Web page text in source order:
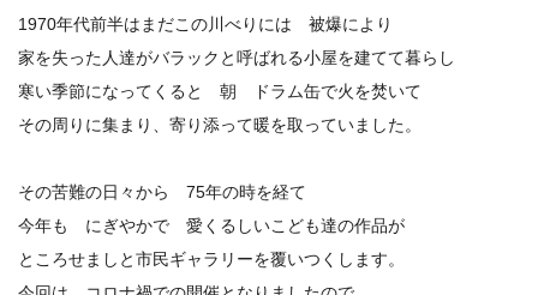
1970年代前半はまだこの川べりには 被爆により
家を失った人達がバラックと呼ばれる小屋を建てて暮らし
寒い季節になってくると 朝 ドラム缶で火を焚いて
その周りに集まり、寄り添って暖を取っていました。
その苦難の日々から 75年の時を経て
今年も にぎやかで 愛くるしいこども達の作品が
ところせましと市民ギャラリーを覆いつくします。